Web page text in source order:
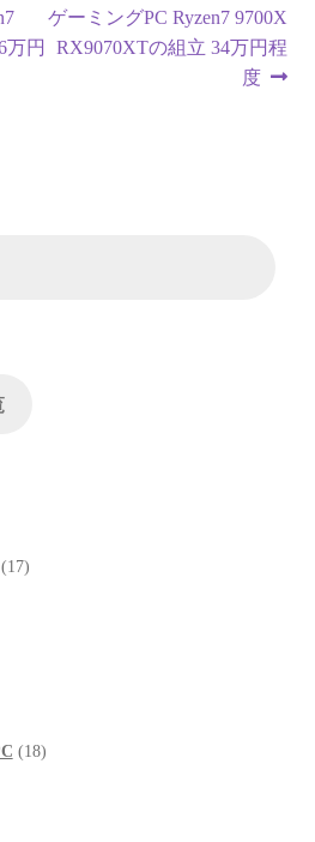
万円
次
の
ゲーミングPC Ryzen7 9700X
RX9070XTの組立 34万円程
度
1717
1818